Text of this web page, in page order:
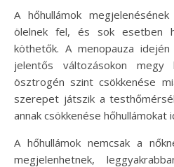
A hőhullámok
ölelnek fel, és sok esetben
köthetők. A menopauza
jelentős változásokon megy
ösztrogén szint csökkenése
szerepet játszik a
annak csökkenése hőhullámokat
A hőhullámok nemcsak a
megjelenhetnek,